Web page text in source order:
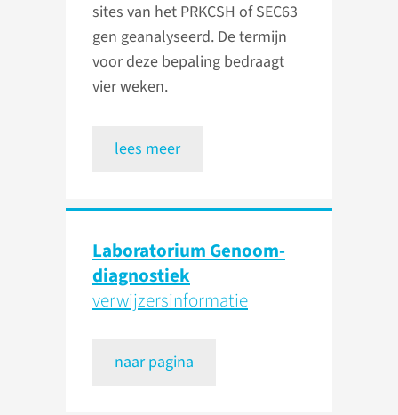
sites van het PRKCSH of SEC63
gen geanalyseerd. De termijn
voor deze bepaling bedraagt
vier weken.
lees meer
Laboratorium Genoom­
diagnostiek
verwijzers­informatie
naar pagina